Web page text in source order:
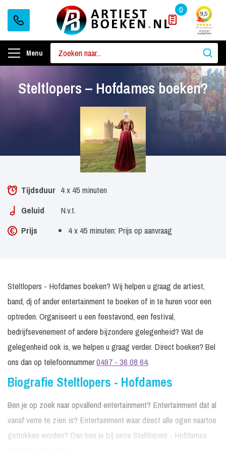
0
Menu
Steltlopers – Hofdames boeken?
Tijdsduur 4 x 45 minuten
Geluid
N.v.t.
Prijs
4 x 45 minuten: Prijs op aanvraag
Steltlopers - Hofdames boeken? Wij helpen u graag de artiest,
band, dj of ander entertainment te boeken of in te huren voor een
optreden. Organiseert u een feestavond, een festival,
bedrijfsevenement of andere bijzondere gelegenheid? Wat de
gelegenheid ook is, we helpen u graag verder. Direct boeken? Bel
ons dan op telefoonnummer0497 - 36 08 64.
Biografie Steltlopers - Hofdames
Ben je op zoek naar opvallend entertainment? Entertainment dat al
vanaf verre te zien is? Entertainment waar direct alle ogen naartoe
getrokken worden? Dan ben je bij onze Steltlopers - Hofdames